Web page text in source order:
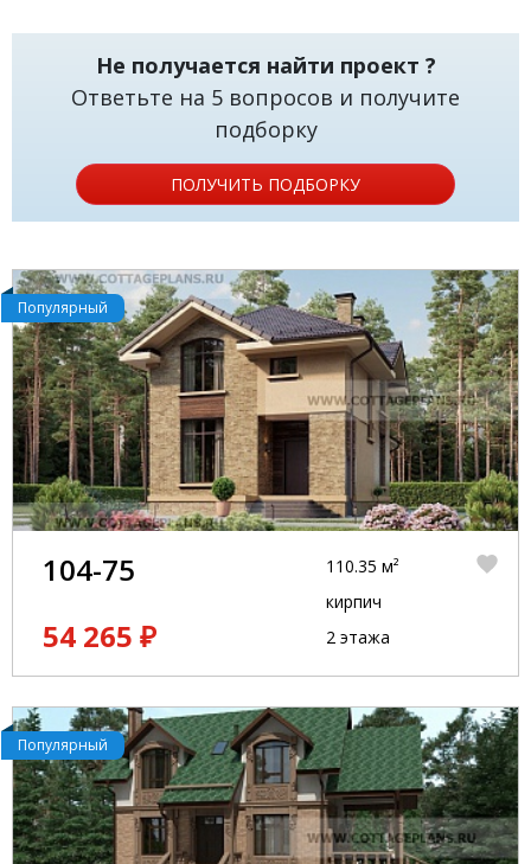
Не получается найти проект ?
Ответьте на 5 вопросов и получите
подборку
ПОЛУЧИТЬ ПОДБОРКУ
Популярный
104-75
54 265 ₽
110.35 м²
кирпич
2 этажа
Популярный